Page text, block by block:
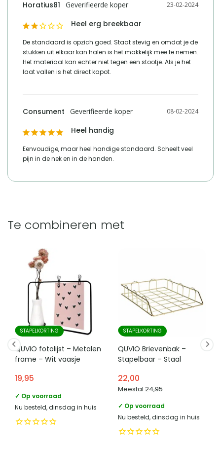
23-02-2024
Horatius81
Heel erg breekbaar
De standaard is opzich goed. Staat stevig en omdat je de
stukken uit elkaar kan halen is het makkelijk mee te nemen.
Het materiaal kan echter niet tegen een stootje. Als je het
laat vallen is het direct kapot.
08-02-2024
Consument
Heel handig
Eenvoudige, maar heel handige standaard. Scheelt veel
pijn in de nek en in de handen.
Te combineren met
STAPELKORTING
QUVIO fotolijst – Metalen
frame – Wit vaasje
19,95
✓ Op voorraad
Nu besteld, dinsdag in huis
STAPELKORTING
QUVIO Brievenbak –
Stapelbaar – Staal
22,00
Meestal 24,95
✓ Op voorraad
Nu besteld, dinsdag in huis